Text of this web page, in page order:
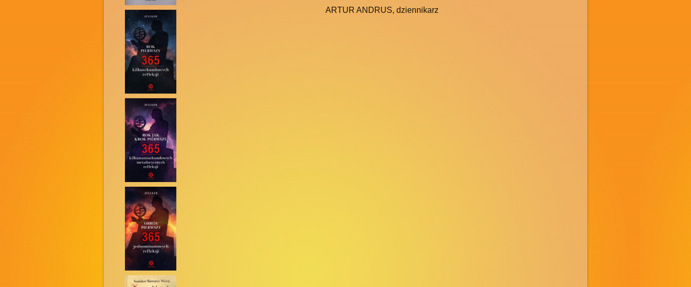
ARTUR ANDRUS, dziennikarz